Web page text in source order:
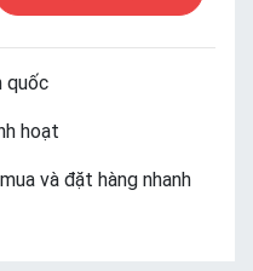
quốc
hoạt
và đặt hàng nhanh